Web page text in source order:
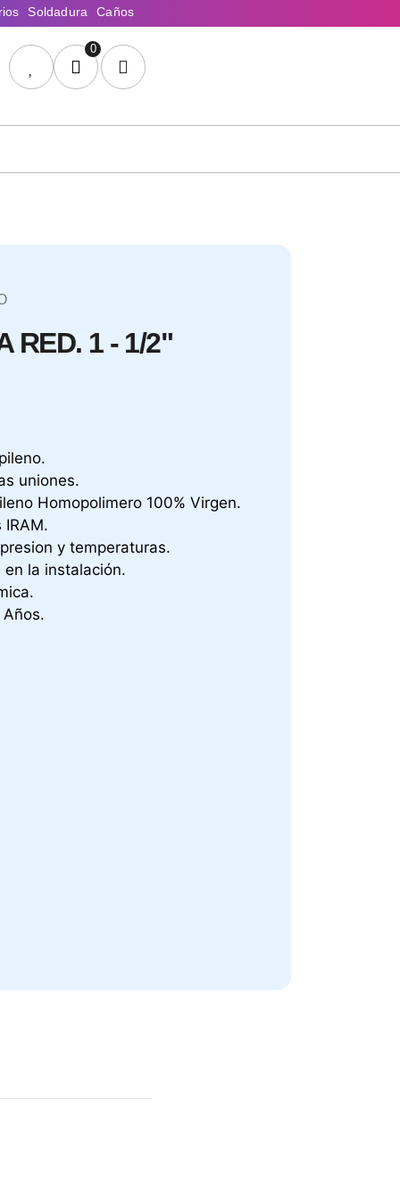
0
RED. 1 - 1/2"
uniones.
Homopolimero 100% Virgen.
y temperaturas.
la instalación.